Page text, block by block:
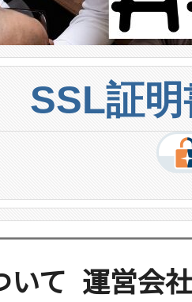
SSL証
いて 運営会社